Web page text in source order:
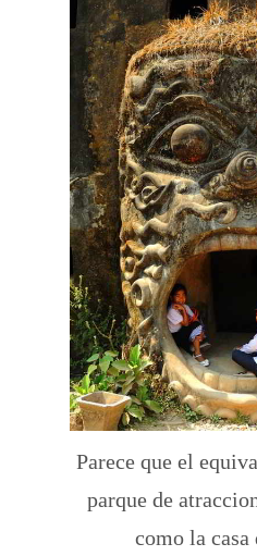
Parece que el
parque de
como la casa